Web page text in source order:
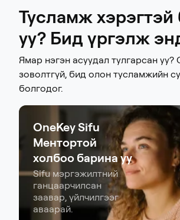
Тусламж хэрэгтэй
уу? Бид үргэлж
Ямар нэгэн асуудал тулгарсан уу?
зоволтгүй, бид олон тусламжийн
болгодог.
OneKey Sifu
Ментортой
холбоо барина уу
Sifu мэргэжилтний
ганцаарчилсан
заавар, үйлчилгээг
аваарай.